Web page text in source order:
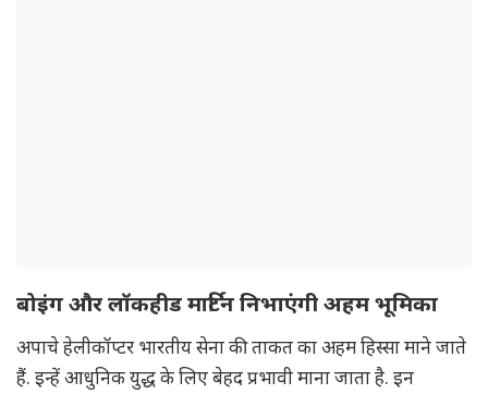
बोइंग और लॉकहीड मार्टिन निभाएंगी अहम भूमिका
अपाचे हेलीकॉप्टर भारतीय सेना की ताकत का अहम हिस्सा माने जाते
हैं. इन्हें आधुनिक युद्ध के लिए बेहद प्रभावी माना जाता है. इन